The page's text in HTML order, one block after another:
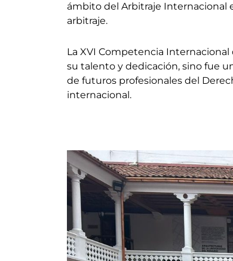
ámbito del Arbitraje Internacional
arbitraje.
La XVI Competencia
su talento y dedicación, sino fue
de futuros profesionales del
internacional.